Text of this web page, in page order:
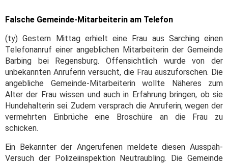
Falsche Gemeinde-Mitarbeiterin am Telefon
(ty) Gestern Mittag erhielt eine Frau aus Sarching einen
Telefonanruf einer angeblichen Mitarbeiterin der Gemeinde
Barbing bei Regensburg. Offensichtlich wurde von der
unbekannten Anruferin versucht, die Frau auszuforschen. Die
angebliche Gemeinde-Mitarbeiterin wollte Näheres zum
Alter der Frau wissen und auch in Erfahrung bringen, ob sie
Hundehalterin sei. Zudem versprach die Anruferin, wegen der
vermehrten Einbrüche eine Broschüre an die Frau zu
schicken.
Ein Bekannter der Angerufenen meldete diesen Ausspäh-
Versuch der Polizeiinspektion Neutraubling. Die Gemeinde